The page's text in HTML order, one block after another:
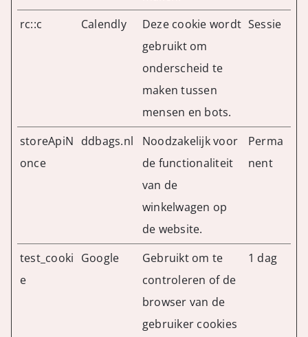
rc::c Calendly
Deze cookie wordt
gebruikt om
onderscheid te
maken tussen
mensen en bots.
Sessie
storeApiN
once
ddbags.nl
Noodzakelijk voor
de functionaliteit
van de
winkelwagen op
de website.
Perma
nent
test_cooki
e
Google
Gebruikt om te
controleren of de
browser van de
gebruiker cookies
1 dag